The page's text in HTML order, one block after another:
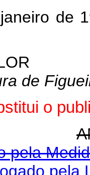
de
de
o
pela
pela